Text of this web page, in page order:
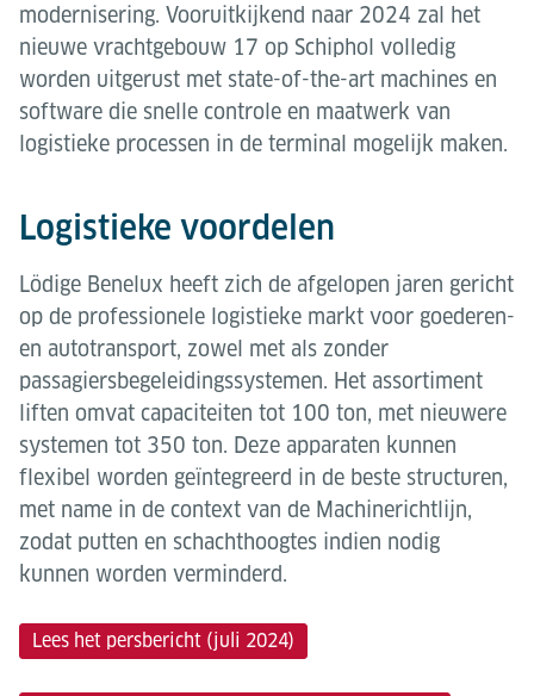
modernisering. Vooruitkijkend naar 2024 zal het
nieuwe vrachtgebouw 17 op Schiphol volledig
worden uitgerust met state-of-the-art machines en
software die snelle controle en maatwerk van
logistieke processen in de terminal mogelijk maken.
Logistieke voordelen
Lödige Benelux heeft zich de afgelopen jaren gericht
op de professionele logistieke markt voor goederen-
en autotransport, zowel met als zonder
passagiersbegeleidingssystemen. Het assortiment
liften omvat capaciteiten tot 100 ton, met nieuwere
systemen tot 350 ton. Deze apparaten kunnen
flexibel worden geïntegreerd in de beste structuren,
met name in de context van de Machinerichtlijn,
zodat putten en schachthoogtes indien nodig
kunnen worden verminderd.
Lees het persbericht (juli 2024)